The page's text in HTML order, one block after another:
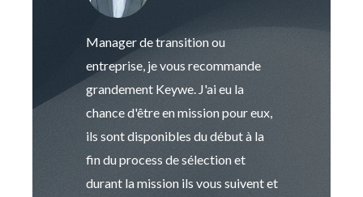
Manager de transition ou
entreprise, je vous recommande
grandement Keywe. J'ai eu la
chance d'être en mission pour eux,
ils sont disponibles du début à la
fin du process de sélection et
durant la mission ils vous suivent et